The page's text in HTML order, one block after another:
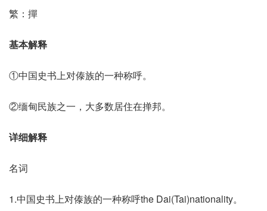
繁：撣
基本解释
①中国史书上对傣族的一种称呼。
②缅甸民族之一，大多数居住在掸邦。
详细解释
名词
1.中国史书上对傣族的一种称呼the Dai(Tai)nationality。